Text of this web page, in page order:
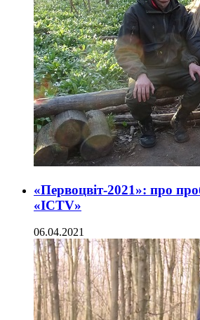
«Первоцвіт-2021»: про
«ICTV»
06.04.2021